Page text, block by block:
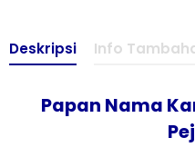
Deskripsi Info
Papan Nama